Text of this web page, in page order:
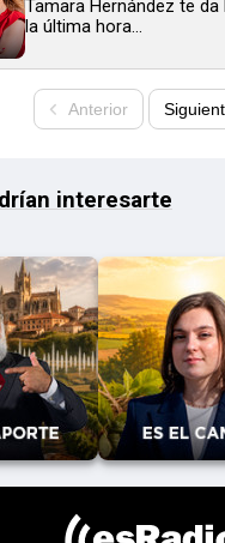
Tamara Hernández te
la última hora...
Anterior
interesarte